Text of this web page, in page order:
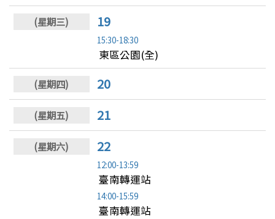
19
15:30-18:30
東區公園(全)
20
21
22
12:00-13:59
臺南轉運站
14:00-15:59
臺南轉運站